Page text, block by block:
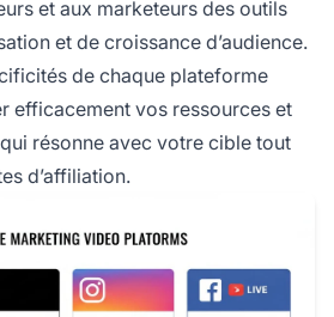
et aux marketeurs des outils
et de croissance d’audience.
de chaque plateforme
efficacement vos ressources et
résonne avec votre cible tout
d’affiliation.